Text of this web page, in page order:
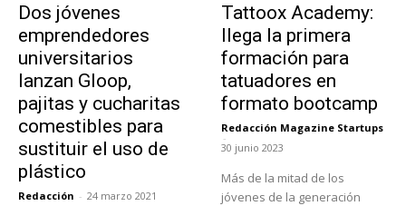
Dos jóvenes
emprendedores
universitarios
lanzan Gloop,
pajitas y cucharitas
comestibles para
sustituir el uso de
plástico
Redacción - 24 marzo 2021
Tattoox Academy:
llega la primera
formación para
tatuadores en
formato bootcamp
Redacción Magazine Startups
-
30 junio 2023
Más de la mitad de los
jóvenes de la generación